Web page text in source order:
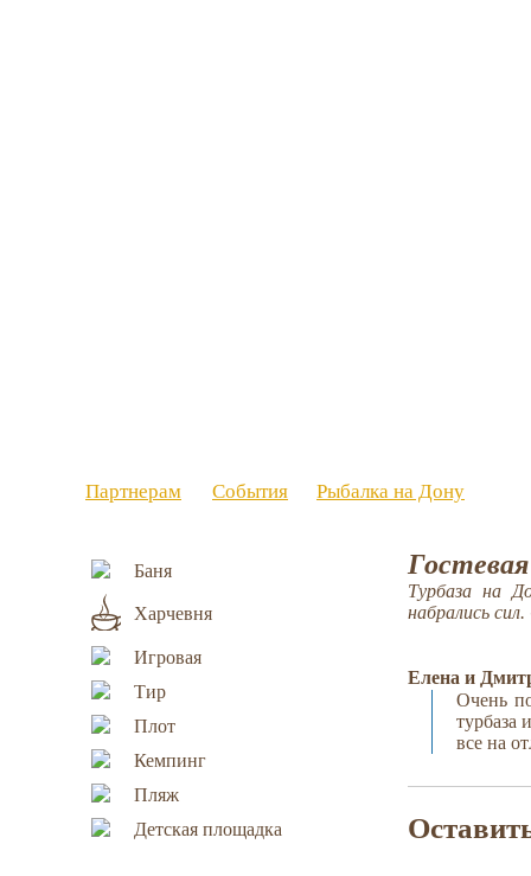
Партнерам События Рыбалка на Дону
Баня
Харчевня
Игровая
Тир
Плот
Кемпинг
Пляж
Детская площадка
Гостевая
Турбаза на
набрались
Елена и
Очень
турбаза
все на